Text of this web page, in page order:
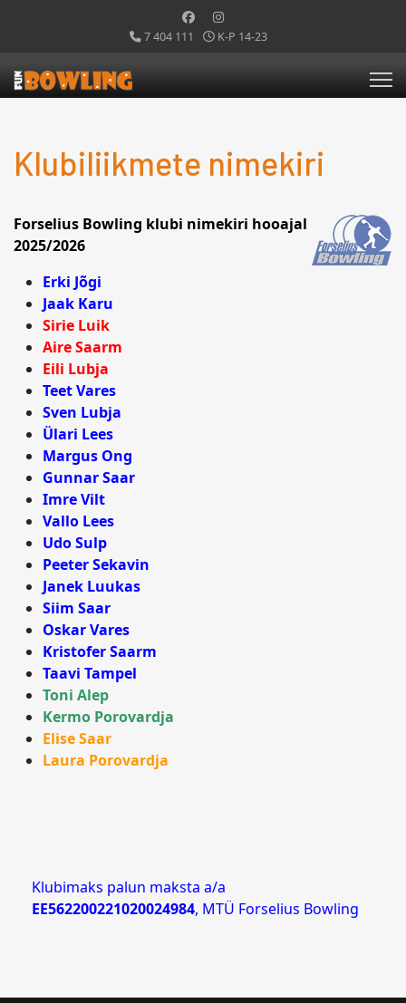
7 404 111 K-P 14-23
Klubiliikmete nimekiri
Forselius Bowling klubi nimekiri hooajal
2025/2026
Erki Jõgi
Jaak Karu
Sirie Luik
Aire Saarm
Eili Lubja
Teet Vares
Sven Lubja
Ülari Lees
Margus Ong
Gunnar Saar
Imre Vilt
Vallo Lees
Udo Sulp
Peeter Sekavin
Janek Luukas
Siim Saar
Oskar Vares
Kristofer Saarm
Taavi Tampel
Toni Alep
Kermo Porovardja
Elise Saar
Laura Porovardja
Klubimaks palun maksta a/a
EE562200221020024984, MTÜ Forselius Bowling